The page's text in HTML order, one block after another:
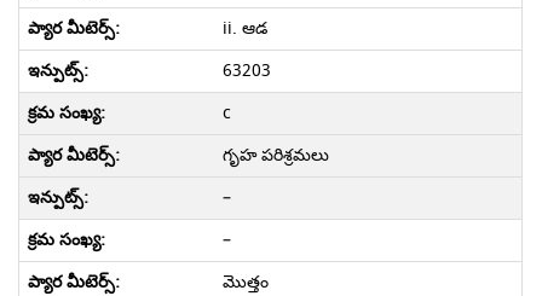
ii. ఆడ
63203
c
గృహ పరిశ్రమలు
–
–
మొత్తం